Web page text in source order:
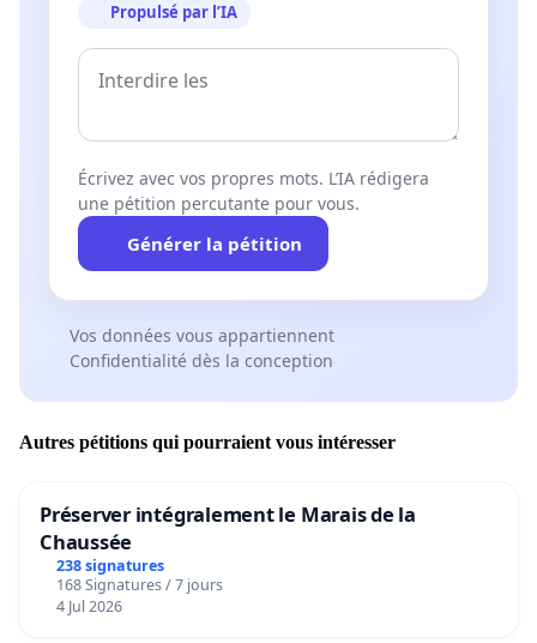
Propulsé par l’IA
Écrivez avec vos propres mots. L’IA rédigera
une pétition percutante pour vous.
Générer la pétition
Vos données vous appartiennent
Confidentialité dès la conception
Autres pétitions qui pourraient vous intéresser
Préserver intégralement le Marais de la
Chaussée
238 signatures
168 Signatures / 7 jours
4 Jul 2026